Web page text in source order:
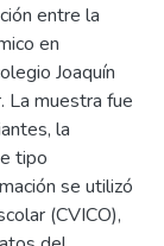
entre la
en
Joaquín
La muestra fue
la
tipo
se utilizó
(CVICO),